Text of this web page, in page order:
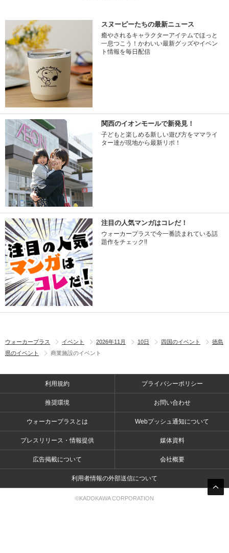
スヌーピーたちの最新ニュース
癒やされるキャラクターアイテムでほっと
一息つこう！かわいい最新グッズやイベン
ト情報を毎日配信
関西のイオンモールで新発見！
子どもと楽しめる新しい遊び方をママライ
ター達が現地から最新リポ！
注目の人気マンガはコレだ！
ウォーカープラスで今一番読まれている話
題作をチェック!!
ウォーカープラス イベント 2026年11月 10日 四国のイベント
徳島
県のイベント
商業施設のイベント
利用規約 プライバシーポリシー
推奨環境 お問い合わせ
ウォーカープラスとは Webプッシュ通知について
プレスリリース・情報提供 媒体資料
広告掲載について 会社概要
利用者情報の外部送信について
©KADOKAWA CORPORATION